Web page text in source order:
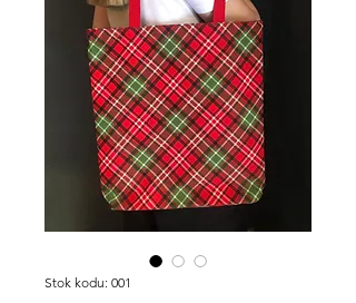
Stok kodu: 001